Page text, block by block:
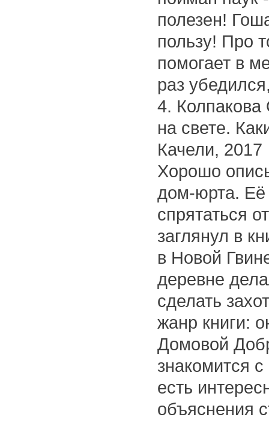
полезен!
пользу! Про
помогает в
раз
4.
на свете.
Качели, 2017
Хорошо
дом-юрта. Её
спрятаться
заглянул в
в Новой
деревне
сделать
жанр книги:
Домовой
знакомится
есть
объяснения